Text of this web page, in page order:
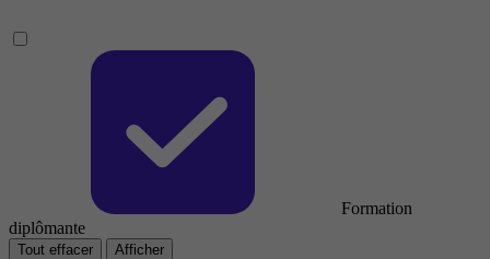
Formation
diplômante
Tout effacer Afficher